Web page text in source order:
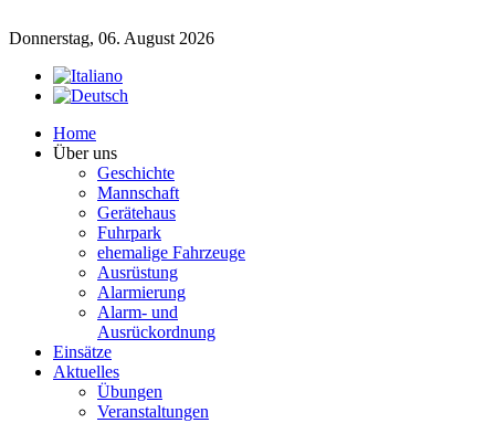
Donnerstag, 06. August 2026
Home
Über uns
Geschichte
Mannschaft
Gerätehaus
Fuhrpark
ehemalige Fahrzeuge
Ausrüstung
Alarmierung
Alarm- und
Ausrückordnung
Einsätze
Aktuelles
Übungen
Veranstaltungen